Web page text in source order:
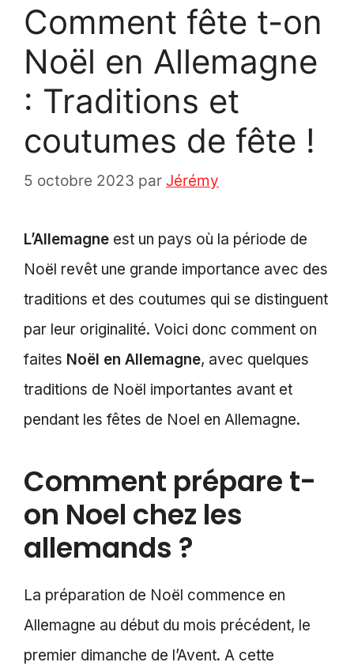
Comment fête t-on
Noël en Allemagne
: Traditions et
coutumes de fête !
5 octobre 2023 par Jérémy
L’Allemagne est un pays où la période de
Noël revêt une grande importance avec des
traditions et des coutumes qui se distinguent
par leur originalité. Voici donc comment on
faites Noël en Allemagne, avec quelques
traditions de Noël importantes avant et
pendant les fêtes de Noel en Allemagne.
Comment prépare t-
on Noel chez les
allemands ?
La préparation de Noël commence en
Allemagne au début du mois précédent, le
premier dimanche de l’Avent. A cette